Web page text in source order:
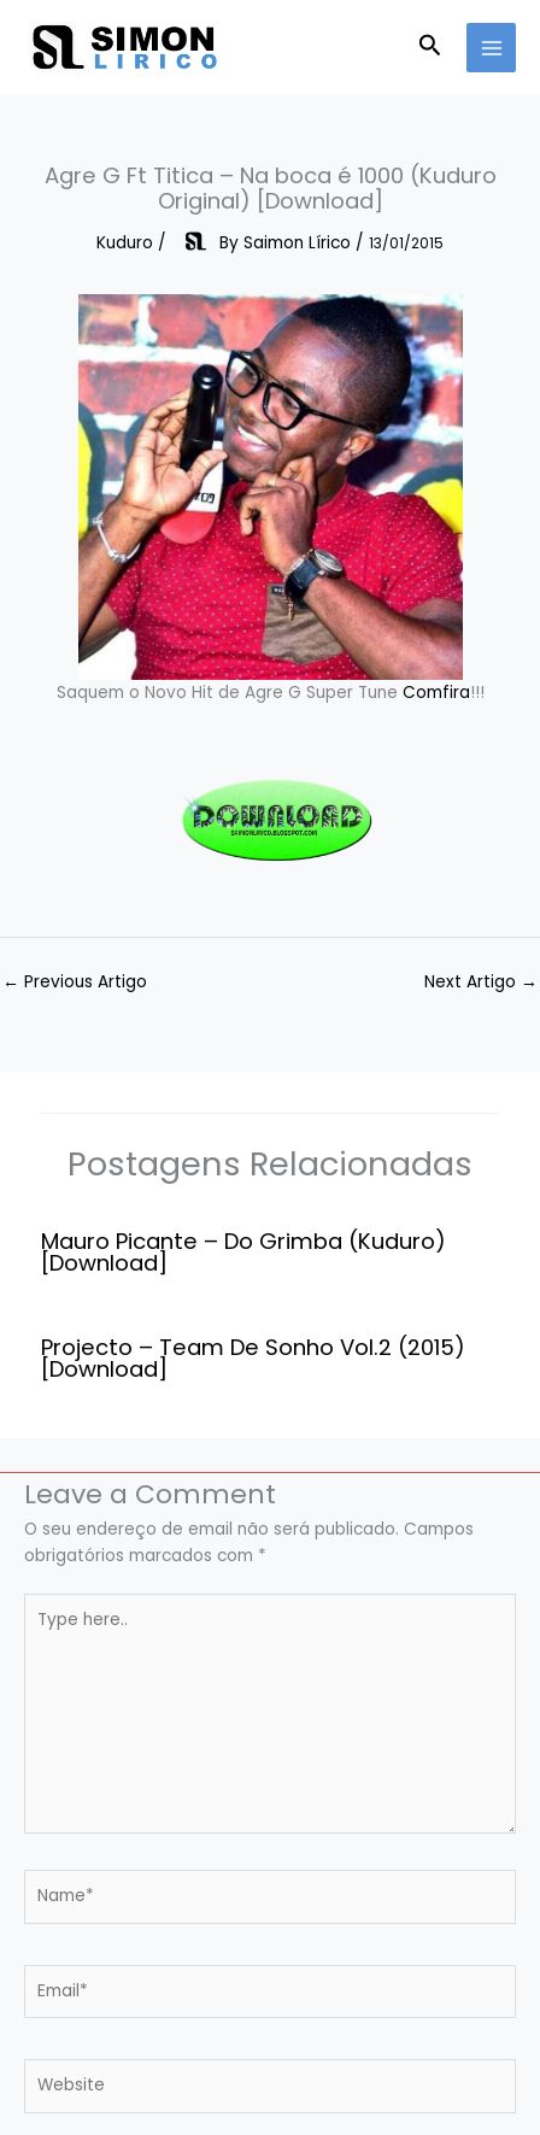
content
Search
Agre G Ft Titica – Na boca é 1000 (Kuduro
Original) [Download]
Kuduro / By Saimon Lírico / 13/01/2015
Saquem o Novo Hit de Agre G Super Tune Comfira!!!
← Previous Artigo Next Artigo →
Postagens Relacionadas
Mauro Picante – Do Grimba (Kuduro)
[Download]
Projecto – Team De Sonho Vol.2 (2015)
[Download]
Leave a Comment
O seu endereço de email não será publicado. Campos
obrigatórios marcados com *
here..